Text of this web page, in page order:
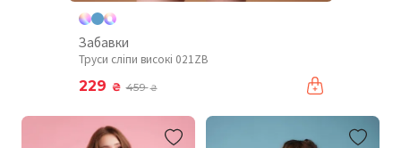
Забавки
Труси сліпи високі 021ZB
229 ₴ 459₴